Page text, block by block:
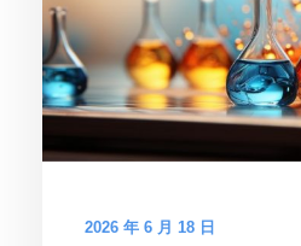
2026 年 6 月 18 日